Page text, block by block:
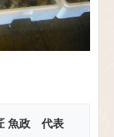
魚政 代表